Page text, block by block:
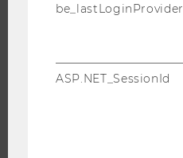
EVENTS ARCHIVbe_lastLoginProvider
ASP.NET_SessionId